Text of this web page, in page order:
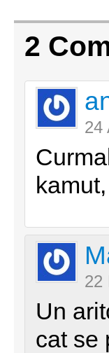
2
24
22
Un
cat se